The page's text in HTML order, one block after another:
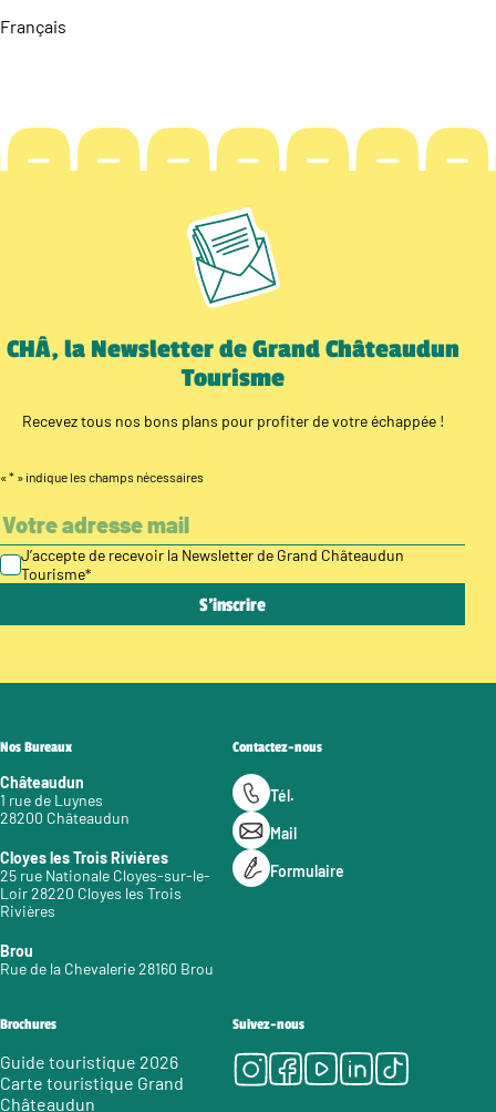
Français
CHÂ, la Newsletter de Grand Châteaudun
Tourisme
Recevez tous nos bons plans pour profiter de votre échappée !
« * » indique les champs nécessaires
J’accepte de recevoir la Newsletter de Grand Châteaudun
Tourisme*
Nos Bureaux
Châteaudun
1 rue de Luynes
28200 Châteaudun
Cloyes les Trois Rivières
25 rue Nationale Cloyes-sur-le-
Loir 28220 Cloyes les Trois
Rivières
Brou
Rue de la Chevalerie 28160 Brou
Contactez-nous
Tél.
Mail
Formulaire
Brochures
Guide touristique 2026
Carte touristique Grand
Châteaudun
Suivez-nous
Instagram
Facebook
Youtube
LinkedIn
Tiktok